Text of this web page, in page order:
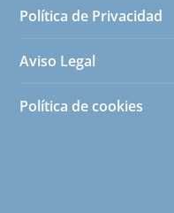
Política de Privacidad
Aviso Legal
Política de cookies